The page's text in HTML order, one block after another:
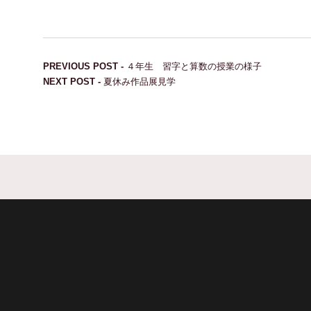
投稿ナビゲーション
PREVIOUS POST - Previous post:
４年生 習字と算数の授業の様子
NEXT POST - Next post:
夏休み作品展見学